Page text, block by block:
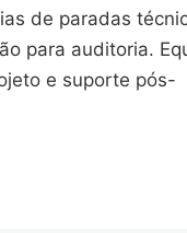
de paradas
para auditoria.
e suporte pós-